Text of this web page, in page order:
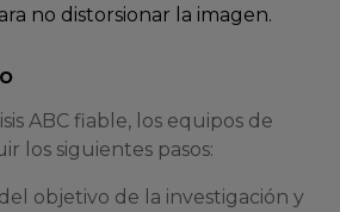
no distorsionar la imagen.
ABC fiable, los equipos de
los siguientes pasos:
objetivo de la investigación y